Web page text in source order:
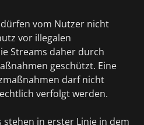
vom Nutzer nicht
vor illegalen
Streams daher durch
geschützt. Eine
darf nicht
verfolgt werden.
stehen in erster Linie in dem